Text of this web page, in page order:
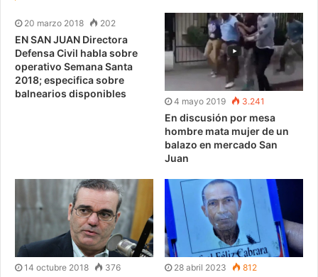
20 marzo 2018 202
EN SAN JUAN Directora
Defensa Civil habla sobre
operativo Semana Santa
2018; especifica sobre
balnearios disponibles
4 mayo 2019 3.241
En discusión por mesa
hombre mata mujer de un
balazo en mercado San
Juan
14 octubre 2018 376 28 abril 2023 812